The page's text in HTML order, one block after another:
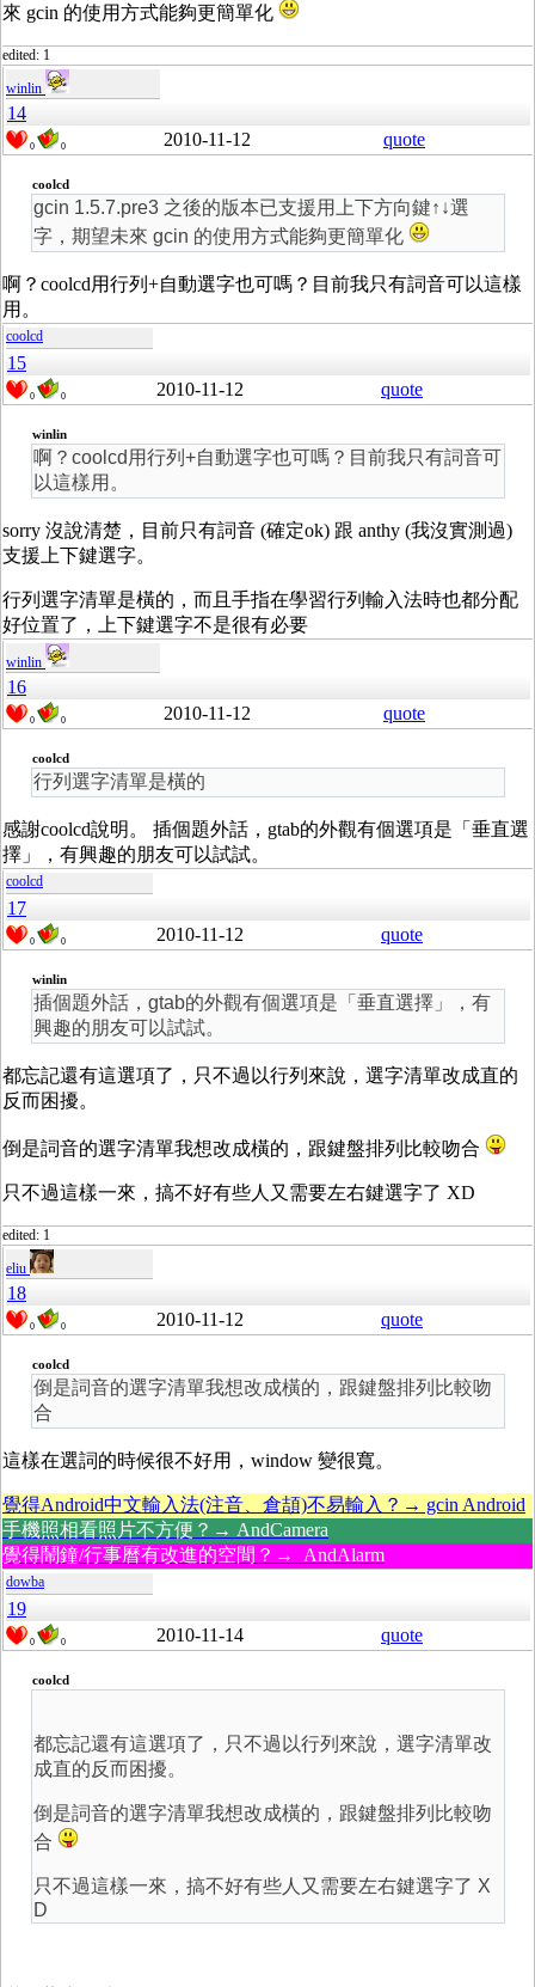
來 gcin 的使用方式能夠更簡單化
edited: 1
winlin
14
0 0 2010-11-12 quote
coolcd
gcin 1.5.7.pre3 之後的版本已支援用上下方向鍵↑↓選
字，期望未來 gcin 的使用方式能夠更簡單化
啊？coolcd用行列+自動選字也可嗎？目前我只有詞音可以這樣
用。
coolcd
15
0 0 2010-11-12 quote
winlin
啊？coolcd用行列+自動選字也可嗎？目前我只有詞音可
以這樣用。
sorry 沒說清楚，目前只有詞音 (確定ok) 跟 anthy (我沒實測過)
支援上下鍵選字。
行列選字清單是橫的，而且手指在學習行列輸入法時也都分配
好位置了，上下鍵選字不是很有必要
winlin
16
0 0 2010-11-12 quote
coolcd
行列選字清單是橫的
感謝coolcd說明。 插個題外話，gtab的外觀有個選項是「垂直選
擇」，有興趣的朋友可以試試。
coolcd
17
0 0 2010-11-12 quote
winlin
插個題外話，gtab的外觀有個選項是「垂直選擇」，有
興趣的朋友可以試試。
都忘記還有這選項了，只不過以行列來說，選字清單改成直的
反而困擾。
倒是詞音的選字清單我想改成橫的，跟鍵盤排列比較吻合
只不過這樣一來，搞不好有些人又需要左右鍵選字了 XD
edited: 1
eliu
18
0 0 2010-11-12 quote
coolcd
倒是詞音的選字清單我想改成橫的，跟鍵盤排列比較吻
合
這樣在選詞的時候很不好用，window 變很寬。
覺得Android中文輸入法(注音、倉頡)不易輸入？→ gcin Android
手機照相看照片不方便？→ AndCamera
覺得鬧鐘/行事曆有改進的空間？→ AndAlarm
dowba
19
0 0 2010-11-14 quote
coolcd
都忘記還有這選項了，只不過以行列來說，選字清單改
成直的反而困擾。
倒是詞音的選字清單我想改成橫的，跟鍵盤排列比較吻
合
只不過這樣一來，搞不好有些人又需要左右鍵選字了 X
D